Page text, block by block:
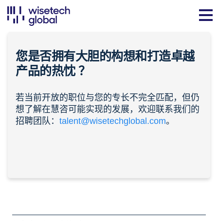
您是否拥有大胆的构想和打造卓越
产品的热忱？
若当前开放的职位与您的专长不完全匹配，但仍
想了解在慧咨可能实现的发展，欢迎联系我们的
招聘团队： talent@wisetechglobal.com。